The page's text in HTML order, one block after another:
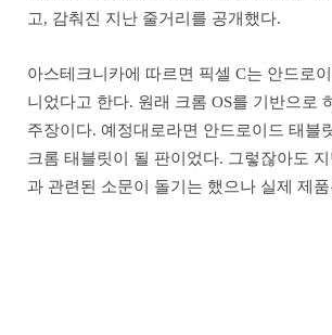
고, 감춰진 지난 줄거리를 공개했다.
아스테크니카에 따르면 픽셀 C는 안드로
니었다고 한다. 원래 크롬 OS를 기반으로
주장이다. 예정대로라면 안드로이드 태블
크롬 태블릿이 될 판이었다. 그렇잖아도
과 관련된 소문이 돌기는 했으나 실제 제